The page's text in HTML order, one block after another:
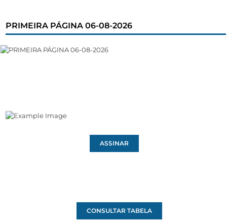
PRIMEIRA PÁGINA 06-08-2026
ASSINAR
CONSULTAR TABELA